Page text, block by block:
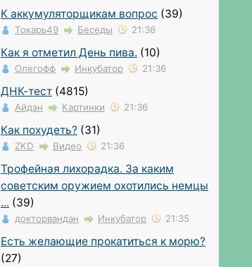
К аккумуляторщикам вопрос (39)
Токарь49 Беседы 21:36
Как я отметил День пива. (10)
Олегофф Инкубатор 21:36
ДНК-тест (4815)
Айдэн Картинки 21:36
Как похудеть? (31)
ZKD Видео 21:36
Трофейная лихорадка. За каким
советским оружием охотились немцы
... (39)
докторвандан Инкубатор 21:35
Есть желающие прокатиться к морю?
(27)